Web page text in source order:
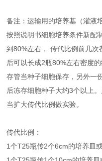
备注：运输用的培养基（灌液
按照说明书细胞培养条件新配
到80%左右， 传代比例前几
后可以长成2瓶80%左右密度
存管当种子细胞保存，另外一
后冻存细胞种子大约3个以上
当扩大传代比例做实验。
传代比例：
1个T25瓶传2个6cm的培养皿